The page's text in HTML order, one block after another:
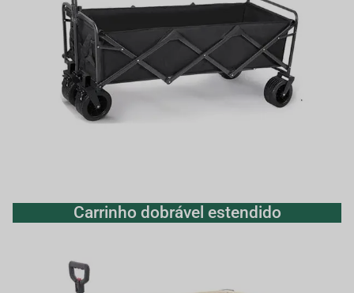
Carrinho dobrável estendido